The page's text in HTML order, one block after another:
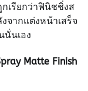
กเรียกว่าฟินิชชิ่งส
จากแต่งหน้าเสร็จ
นั่นเอง
Matte Finish